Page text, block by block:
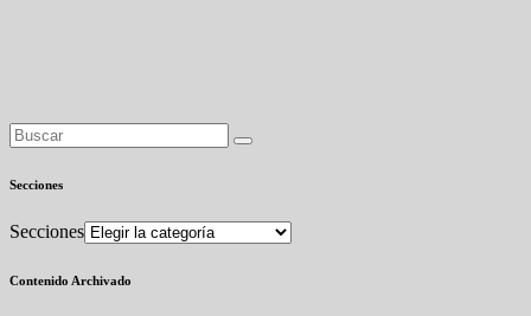
Secciones
Secciones
Contenido Archivado